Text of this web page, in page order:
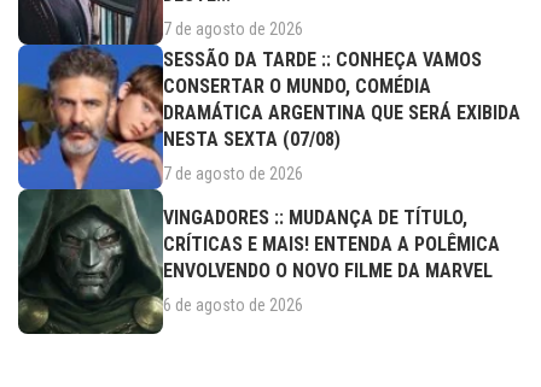
7 de agosto de 2026
SESSÃO DA TARDE :: CONHEÇA VAMOS
CONSERTAR O MUNDO, COMÉDIA
DRAMÁTICA ARGENTINA QUE SERÁ EXIBIDA
NESTA SEXTA (07/08)
7 de agosto de 2026
VINGADORES :: MUDANÇA DE TÍTULO,
CRÍTICAS E MAIS! ENTENDA A POLÊMICA
ENVOLVENDO O NOVO FILME DA MARVEL
6 de agosto de 2026